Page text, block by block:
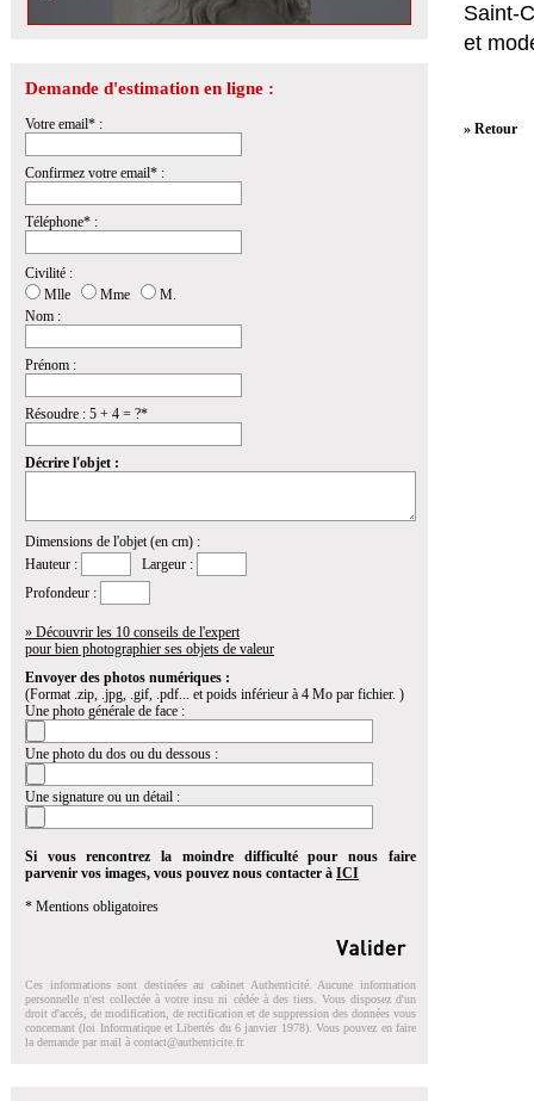
Demande d'estimation en ligne :
Votre email* :
Confirmez votre email* :
Téléphone* :
Civilité :
Mlle
Mme
M.
Nom :
Prénom :
Résoudre : 5 + 4 = ?*
Décrire l'objet :
Dimensions de l'objet (en cm) :
Hauteur :
Largeur :
Profondeur :
» Découvrir les 10 conseils de l'expert
pour bien photographier ses objets de valeur
Envoyer des photos numériques :
(Format .zip, .jpg, .gif, .pdf... et poids inférieur à 4 Mo par fichier. )
Une photo générale de face :
Une photo du dos ou du dessous :
Une signature ou un détail :
Si vous rencontrez la moindre difficulté pour nous faire
parvenir vos images, vous pouvez nous contacter à ICI
* Mentions obligatoires
Ces informations sont destinées au cabinet Authenticité. Aucune information
personnelle n'est collectée à votre insu ni cédée à des tiers. Vous disposez d'un
droit d'accés, de modification, de rectification et de suppression des données vous
concernant (loi Informatique et Libertés du 6 janvier 1978). Vous pouvez en faire
la demande par mail à contact@authenticite.fr.
Saint-
et
» Retour